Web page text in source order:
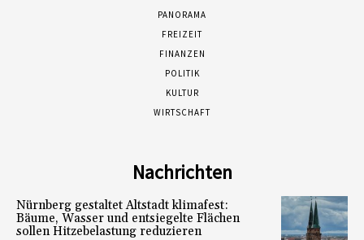
PANORAMA
FREIZEIT
FINANZEN
POLITIK
KULTUR
WIRTSCHAFT
Nachrichten
Nürnberg gestaltet Altstadt klimafest:
Bäume, Wasser und entsiegelte Flächen
sollen Hitzebelastung reduzieren